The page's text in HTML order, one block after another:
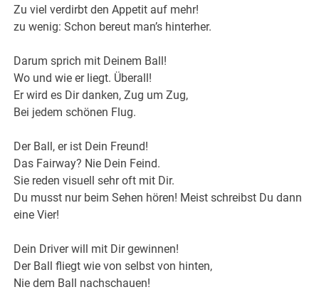
Zu viel verdirbt den Appetit auf mehr!
zu wenig: Schon bereut man’s hinterher.
Darum sprich mit Deinem Ball!
Wo und wie er liegt. Überall!
Er wird es Dir danken, Zug um Zug,
Bei jedem schönen Flug.
Der Ball, er ist Dein Freund!
Das Fairway? Nie Dein Feind.
Sie reden visuell sehr oft mit Dir.
Du musst nur beim Sehen hören! Meist schreibst Du dann
eine Vier!
Dein Driver will mit Dir gewinnen!
Der Ball fliegt wie von selbst von hinten,
Nie dem Ball nachschauen!